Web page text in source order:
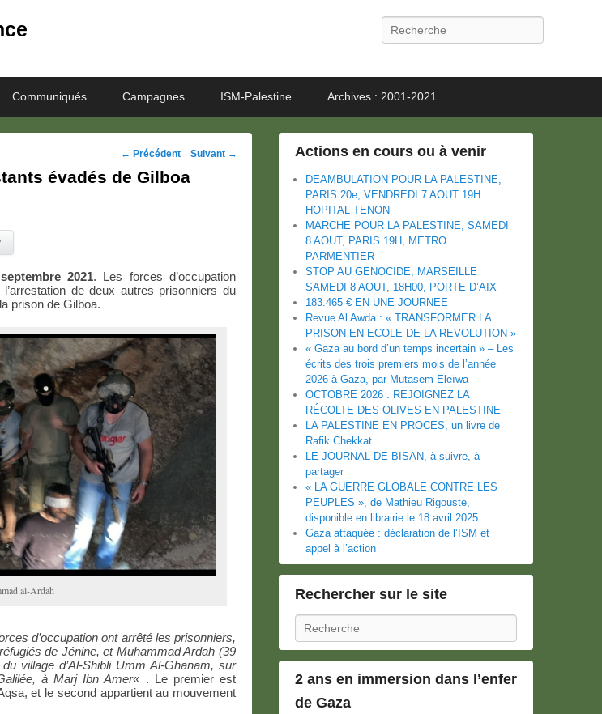
Recherche
Communiqués Campagnes ISM-Palestine Archives : 2001-2021
Navigation
des
← Précédent Suivant →
évadés de Gilboa
2021. Les forces d’occupation
de deux autres prisonniers du
prison de Gilboa.
al-Ardah
d’occupation ont arrêté les prisonniers,
de Jénine, et Muhammad Ardah (39
village d’Al-Shibli Umm Al-Ghanam, sur
à Marj Ibn Amer« . Le premier est
et le second appartient au mouvement
Actions en cours ou à venir
DEAMBULATION POUR LA PALESTINE,
PARIS 20e, VENDREDI 7 AOUT 19H
HOPITAL TENON
MARCHE POUR LA PALESTINE, SAMEDI
8 AOUT, PARIS 19H, METRO
PARMENTIER
STOP AU GENOCIDE, MARSEILLE
SAMEDI 8 AOUT, 18H00, PORTE D’AIX
183.465 € EN UNE JOURNEE
Revue Al Awda : « TRANSFORMER LA
PRISON EN ECOLE DE LA REVOLUTION »
« Gaza au bord d’un temps incertain » – Les
écrits des trois premiers mois de l’année
2026 à Gaza, par Mutasem Eleïwa
OCTOBRE 2026 : REJOIGNEZ LA
RÉCOLTE DES OLIVES EN PALESTINE
LA PALESTINE EN PROCES, un livre de
Rafik Chekkat
LE JOURNAL DE BISAN, à suivre, à
partager
« LA GUERRE GLOBALE CONTRE LES
PEUPLES », de Mathieu Rigouste,
disponible en librairie le 18 avril 2025
Gaza attaquée : déclaration de l’ISM et
appel à l’action
Rechercher sur le site
Recherche
2 ans en immersion dans l’enfer
de Gaza